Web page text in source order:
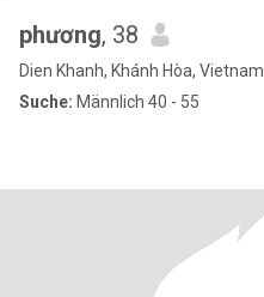
phương, 38
Dien Khanh, Khánh Hòa, Vietnam
Suche: Männlich 40 - 55